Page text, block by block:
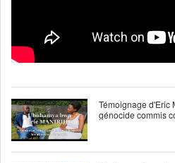
Témoignage d'Eric
génocide commis